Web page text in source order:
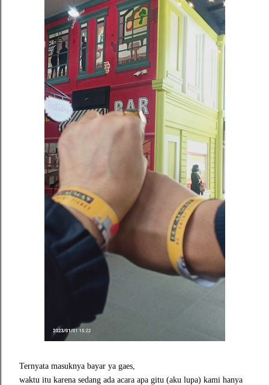
Ternyata masuknya bayar ya gaes,
waktu itu karena sedang ada acara apa gitu (aku lupa) kami hanya